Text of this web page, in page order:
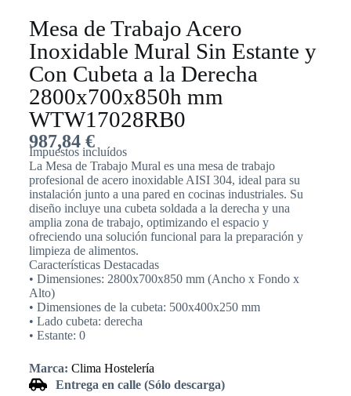
Mesa de Trabajo Acero
Inoxidable Mural Sin Estante y
Con Cubeta a la Derecha
2800x700x850h mm
WTW17028RB0
987,84 €
Impuestos incluídos
La Mesa de Trabajo Mural es una mesa de trabajo
profesional de acero inoxidable AISI 304, ideal para su
instalación junto a una pared en cocinas industriales. Su
diseño incluye una cubeta soldada a la derecha y una
amplia zona de trabajo, optimizando el espacio y
ofreciendo una solución funcional para la preparación y
limpieza de alimentos.
Características Destacadas
• Dimensiones: 2800x700x850 mm (Ancho x Fondo x
Alto)
• Dimensiones de la cubeta: 500x400x250 mm
• Lado cubeta: derecha
• Estante: 0
Marca: Clima Hostelería
Entrega en calle (Sólo descarga)